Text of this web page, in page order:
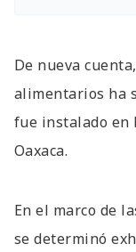
De nueva
alimentarios ha
fue instalado en
Oaxaca.
En el marco de
se determinó